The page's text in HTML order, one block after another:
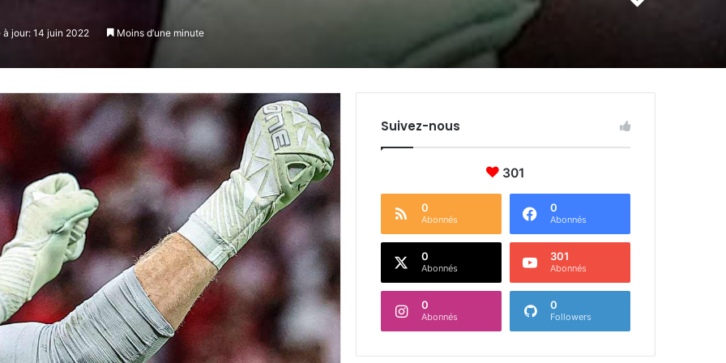
à jour: 14 juin 2022 Moins d’une minute
Suivez-nous
301
0
Abonnés
0
Abonnés
0
Abonnés
301
Abonnés
0
Abonnés
0
Followers